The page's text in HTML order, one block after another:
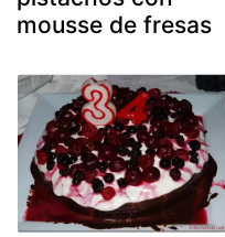
mousse de fresas